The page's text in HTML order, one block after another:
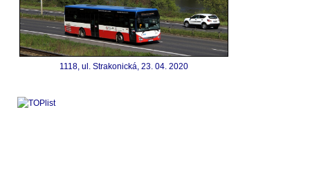
1118, ul. Strakonická, 23. 04. 2020